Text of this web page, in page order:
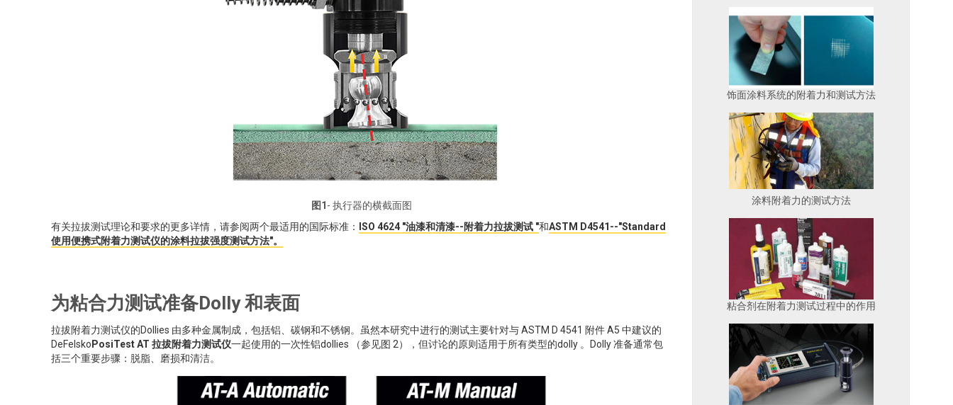
图1 - 执行器的横截面图
有关拉拔测试理论和要求的更多详情，请参阅两个最适用的国际标准：
ISO 4624 "油漆和清漆--附着力拉拔测试 "和ASTM D4541--"Standard
使用便携式附着力测试仪的涂料拉拔强度测试方法"。
为粘合力测试准备Dolly 和表面
拉拔附着力测试仪的Dollies 由多种金属制成，包括铝、碳钢和不锈钢。虽然本研究中进行的测试主要针对与 ASTM D 4541 附件 A5 中建议的
DeFelsko PosiTest AT 拉拔附着力测试仪一起使用的一次性铝dollies （参见图 2），但讨论的原则适用于所有类型的dolly 。Dolly 准备通常包
括三个重要步骤：脱脂、磨损和清洁。
饰面涂料系统的附着力和测试方法
涂料附着力的测试方法
粘合剂在附着力测试过程中的作用